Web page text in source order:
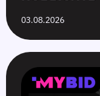
03.08.2026